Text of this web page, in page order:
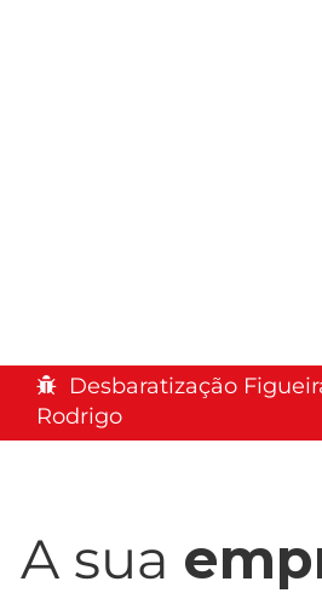
Desbaratização
Rodrigo
A sua